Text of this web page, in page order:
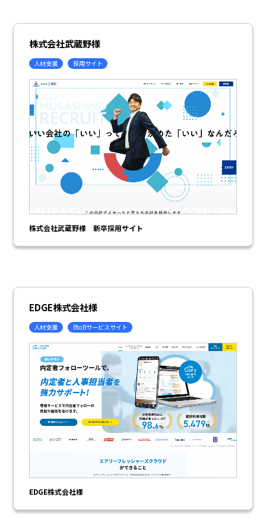
株式会社武蔵野様
人材支援 採用サイト
株式会社武蔵野様 新卒採用サイト
EDGE株式会社様
人材支援 BtoBサービスサイト
EDGE株式会社様